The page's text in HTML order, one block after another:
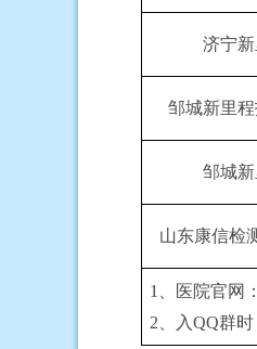
济宁
邹城新里
邹城
山东康信检
1、医院官网
2、入QQ群